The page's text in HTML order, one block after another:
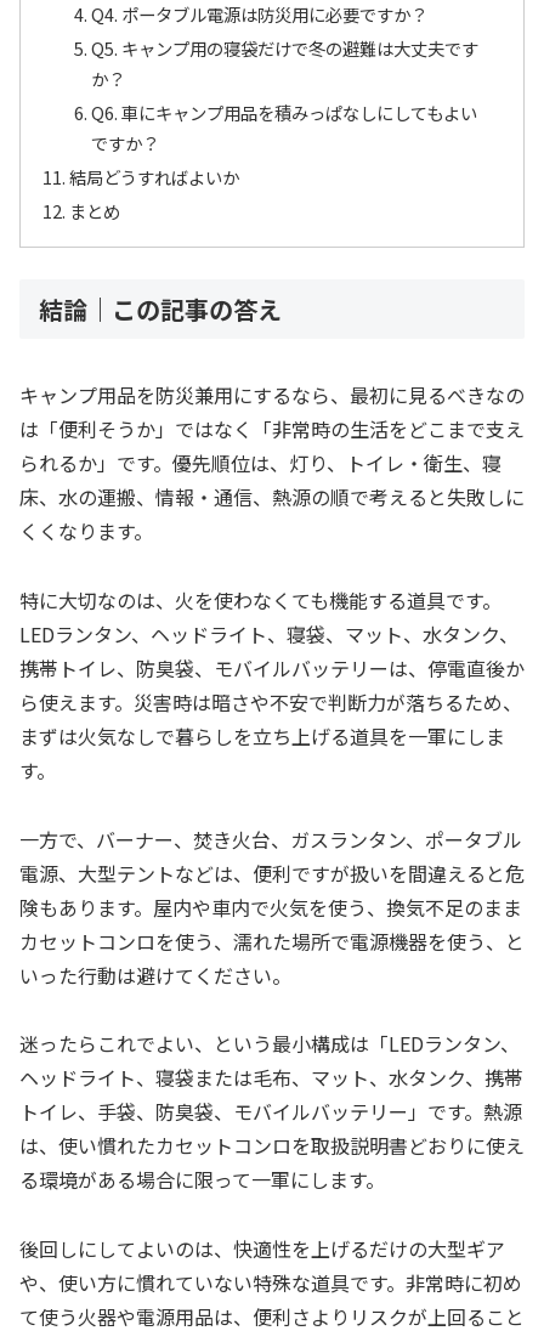
Q4. ポータブル電源は防災用に必要ですか？
Q5. キャンプ用の寝袋だけで冬の避難は大丈夫です
か？
Q6. 車にキャンプ用品を積みっぱなしにしてもよい
ですか？
結局どうすればよいか
まとめ
結論｜この記事の答え
キャンプ用品を防災兼用にするなら、最初に見るべきなの
は「便利そうか」ではなく「非常時の生活をどこまで支え
られるか」です。優先順位は、灯り、トイレ・衛生、寝
床、水の運搬、情報・通信、熱源の順で考えると失敗しに
くくなります。
特に大切なのは、火を使わなくても機能する道具です。
LEDランタン、ヘッドライト、寝袋、マット、水タンク、
携帯トイレ、防臭袋、モバイルバッテリーは、停電直後か
ら使えます。災害時は暗さや不安で判断力が落ちるため、
まずは火気なしで暮らしを立ち上げる道具を一軍にしま
す。
一方で、バーナー、焚き火台、ガスランタン、ポータブル
電源、大型テントなどは、便利ですが扱いを間違えると危
険もあります。屋内や車内で火気を使う、換気不足のまま
カセットコンロを使う、濡れた場所で電源機器を使う、と
いった行動は避けてください。
迷ったらこれでよい、という最小構成は「LEDランタン、
ヘッドライト、寝袋または毛布、マット、水タンク、携帯
トイレ、手袋、防臭袋、モバイルバッテリー」です。熱源
は、使い慣れたカセットコンロを取扱説明書どおりに使え
る環境がある場合に限って一軍にします。
後回しにしてよいのは、快適性を上げるだけの大型ギア
や、使い方に慣れていない特殊な道具です。非常時に初め
て使う火器や電源用品は、便利さよりリスクが上回ること